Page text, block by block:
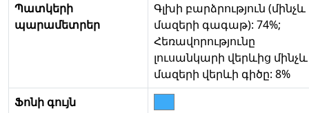
Պատկերի
պարամետրեր
Գլխի բարձրություն (մինչև
մազերի գագաթ): 74%;
Հեռավորությունը
լուսանկարի վերևից մինչև
մազերի վերևի գիծը: 8%
Ֆոնի գույն